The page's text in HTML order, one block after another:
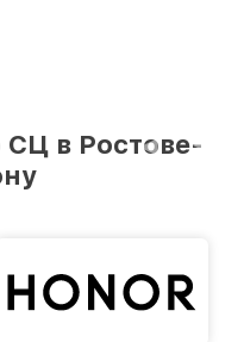
в Ростове-